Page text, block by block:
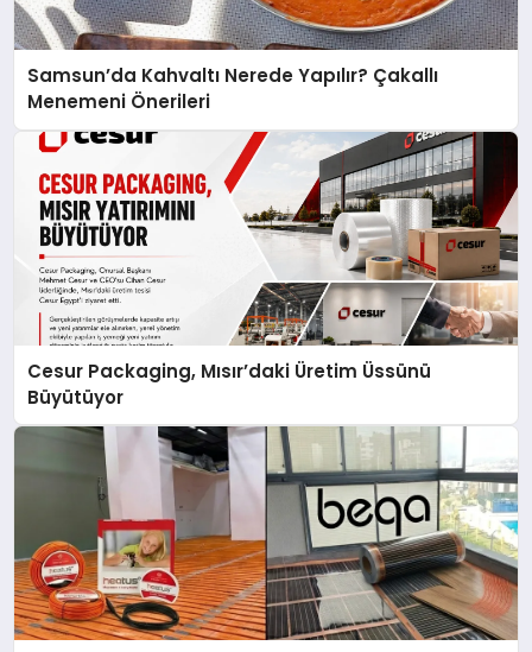
Samsun’da Kahvaltı Nerede Yapılır? Çakallı
Menemeni Önerileri
Cesur Packaging, Mısır’daki Üretim Üssünü
Büyütüyor